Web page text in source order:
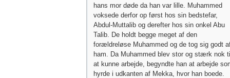
hans mor døde da han var lille. Muhammed
voksede derfor op først hos sin bedstefar,
Abdul-Muttalib og derefter hos sin onkel Abu
Talib. De holdt begge meget af den
forældreløse Muhammed og de tog sig godt
ham. Da Muhammed blev stor og stærk nok
at kunne arbejde, begyndte han at arbejde
hyrde i udkanten af Mekka, hvor han boede.